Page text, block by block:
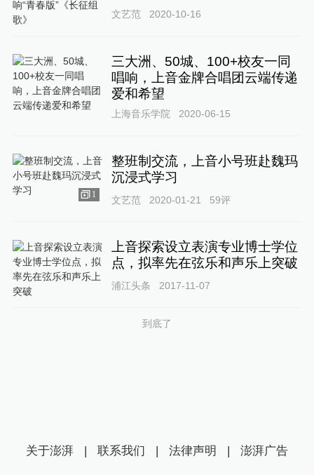
文艺范 2020-10-16
三大洲、50城、100+校友一同
唱响，上音金牌合唱团云端传递
爱和希望
上海音乐学院 2020-06-15
1
整班制交流，上音小号班赴魏玛
沉浸式学习
文艺范 2020-01-21 59评
上音探索设立表演专业博士学位
点，拟率先在弦乐和声乐上突破
浦江头条 2017-11-07
到底了
关于澎湃 | 联系我们 | 法律声明 | 澎湃广告